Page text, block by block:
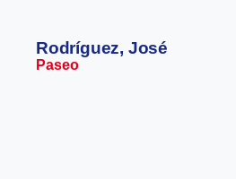
Rodríguez, José
Paseo